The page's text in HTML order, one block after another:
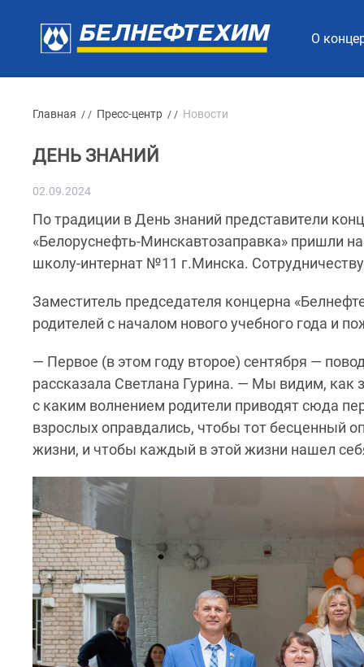
О
Главная / / Пресс-центр / / Новости
ДЕНЬ ЗНАНИЙ
02.09.2024
По традиции в День знаний представители
«Белоруснефть-Минскавтозаправка» пришли
школу-интернат №11 г.Минска.
Заместитель председателя концерна
родителей с началом нового учебного года и
— Первое (в этом году второе) сентября —
рассказала Светлана Гурина. — Мы видим, как
с каким волнением родители приводят сюда
взрослых оправдались, чтобы тот бесценный
жизни, и чтобы каждый в этой жизни нашел